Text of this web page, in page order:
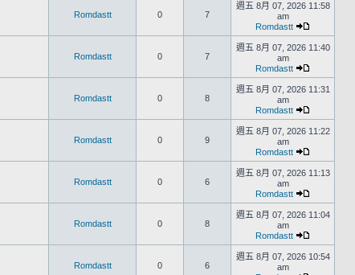
Romdastt 0 7
週五 8月 07, 2026 11:58
am
Romdastt
Romdastt 0 7
週五 8月 07, 2026 11:40
am
Romdastt
Romdastt 0 8
週五 8月 07, 2026 11:31
am
Romdastt
Romdastt 0 9
週五 8月 07, 2026 11:22
am
Romdastt
Romdastt 0 6
週五 8月 07, 2026 11:13
am
Romdastt
Romdastt 0 8
週五 8月 07, 2026 11:04
am
Romdastt
Romdastt 0 6
週五 8月 07, 2026 10:54
am